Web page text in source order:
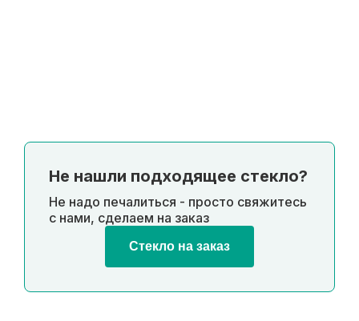
Не нашли подходящее стекло?
Не надо печалиться - просто свяжитесь
с нами, сделаем на заказ
Стекло на заказ